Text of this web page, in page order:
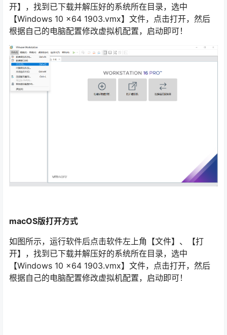
开】，找到已下载并解压好的系统所在目录，选中
【Windows 10 x64 1903.vmx】文件，点击打开，然后
根据自己的电脑配置修改虚拟机配置，启动即可！
macOS版打开方式
如图所示，运行软件后点击软件左上角【文件】、【打
开】，找到已下载并解压好的系统所在目录，选中
【Windows 10 x64 1903.vmx】文件，点击打开，然后
根据自己的电脑配置修改虚拟机配置，启动即可！